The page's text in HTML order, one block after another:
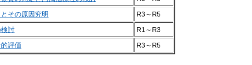
その原因究明
R3～R5
討
R1～R3
評価 R3～R5